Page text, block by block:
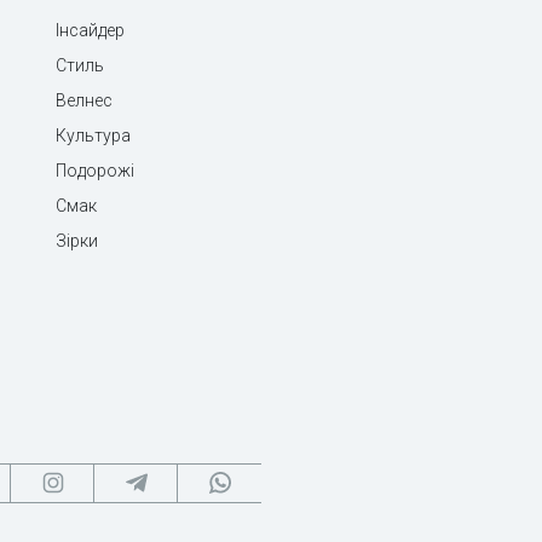
Інсайдер
Стиль
Велнес
Культура
Подорожі
Смак
Зірки